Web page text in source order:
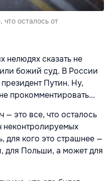
осталось от
нелюдях сказать не
или божий суд. В России
Путин. Ну,
прокомментировать...
это все, что осталось
неконтролируемых
для кого это страшнее —
для Польши, а может для